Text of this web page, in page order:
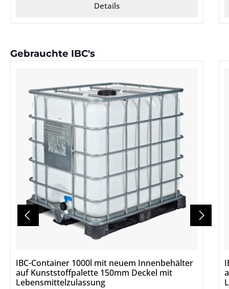
Details
Produktgalerie überspringen
Gebrauchte IBC's
IBC-Container 1000l mit neuem Innenbehälter
auf Kunststoffpalette 150mm Deckel mit
Lebensmittelzulassung